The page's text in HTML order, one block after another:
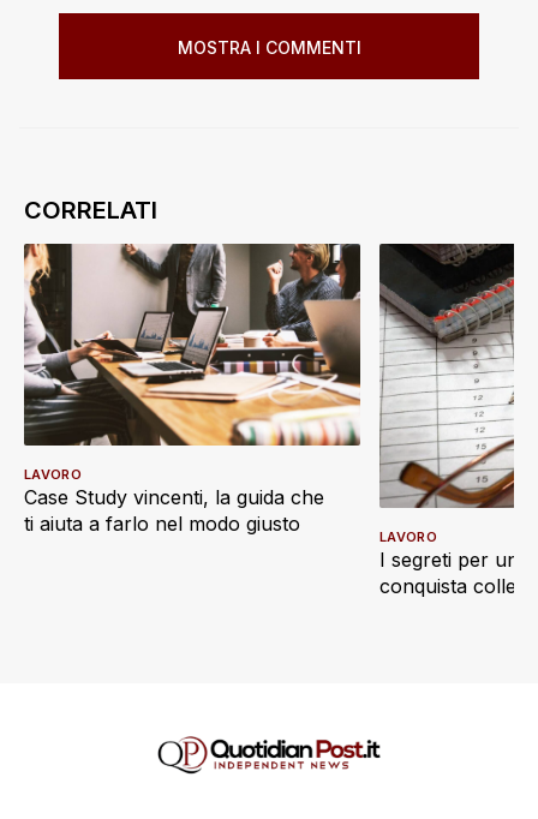
MOSTRA I COMMENTI
Case Study vincenti, la guida che
ti aiuta a farlo nel modo giusto
LAVORO
I segreti per un
conquista
LAVORO